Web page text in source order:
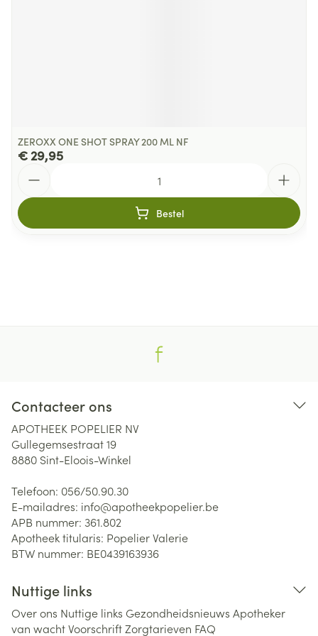
ZEROXX ONE SHOT SPRAY 200 ML NF
€ 29,95
Bestel
Contacteer ons
APOTHEEK POPELIER NV
Gullegemsestraat 19
8880 Sint-Eloois-Winkel
Telefoon: 056/50.90.30
E-mailadres: info@apotheekpopelier.be
APB nummer: 361.802
Apotheek titularis: Popelier Valerie
BTW nummer: BE0439163936
Nuttige links
Over ons Nuttige links Gezondheidsnieuws Apotheker
van wachtVoorschriftZorgtarieven FAQ